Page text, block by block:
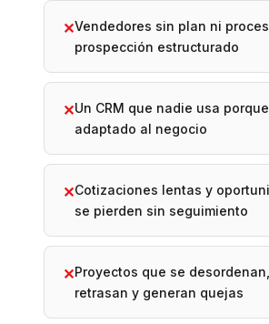
✕Vendedores sin plan ni
prospección estructurado
✕Un CRM que nadie usa
adaptado al negocio
✕Cotizaciones lentas y
se pierden sin seguimiento
✕Proyectos que se
retrasan y generan quejas